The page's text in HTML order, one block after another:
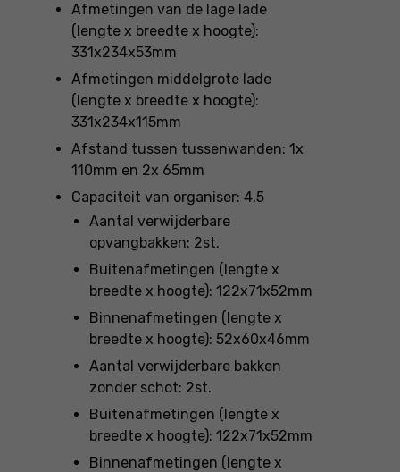
Afmetingen van de lage lade
(lengte x breedte x hoogte):
331x234x53mm
Afmetingen middelgrote lade
(lengte x breedte x hoogte):
331x234x115mm
Afstand tussen tussenwanden: 1x
110mm en 2x 65mm
Capaciteit van organiser: 4,5
Aantal verwijderbare
opvangbakken: 2st.
Buitenafmetingen (lengte x
breedte x hoogte): 122x71x52mm
Binnenafmetingen (lengte x
breedte x hoogte): 52x60x46mm
Aantal verwijderbare bakken
zonder schot: 2st.
Buitenafmetingen (lengte x
breedte x hoogte): 122x71x52mm
Binnenafmetingen (lengte x